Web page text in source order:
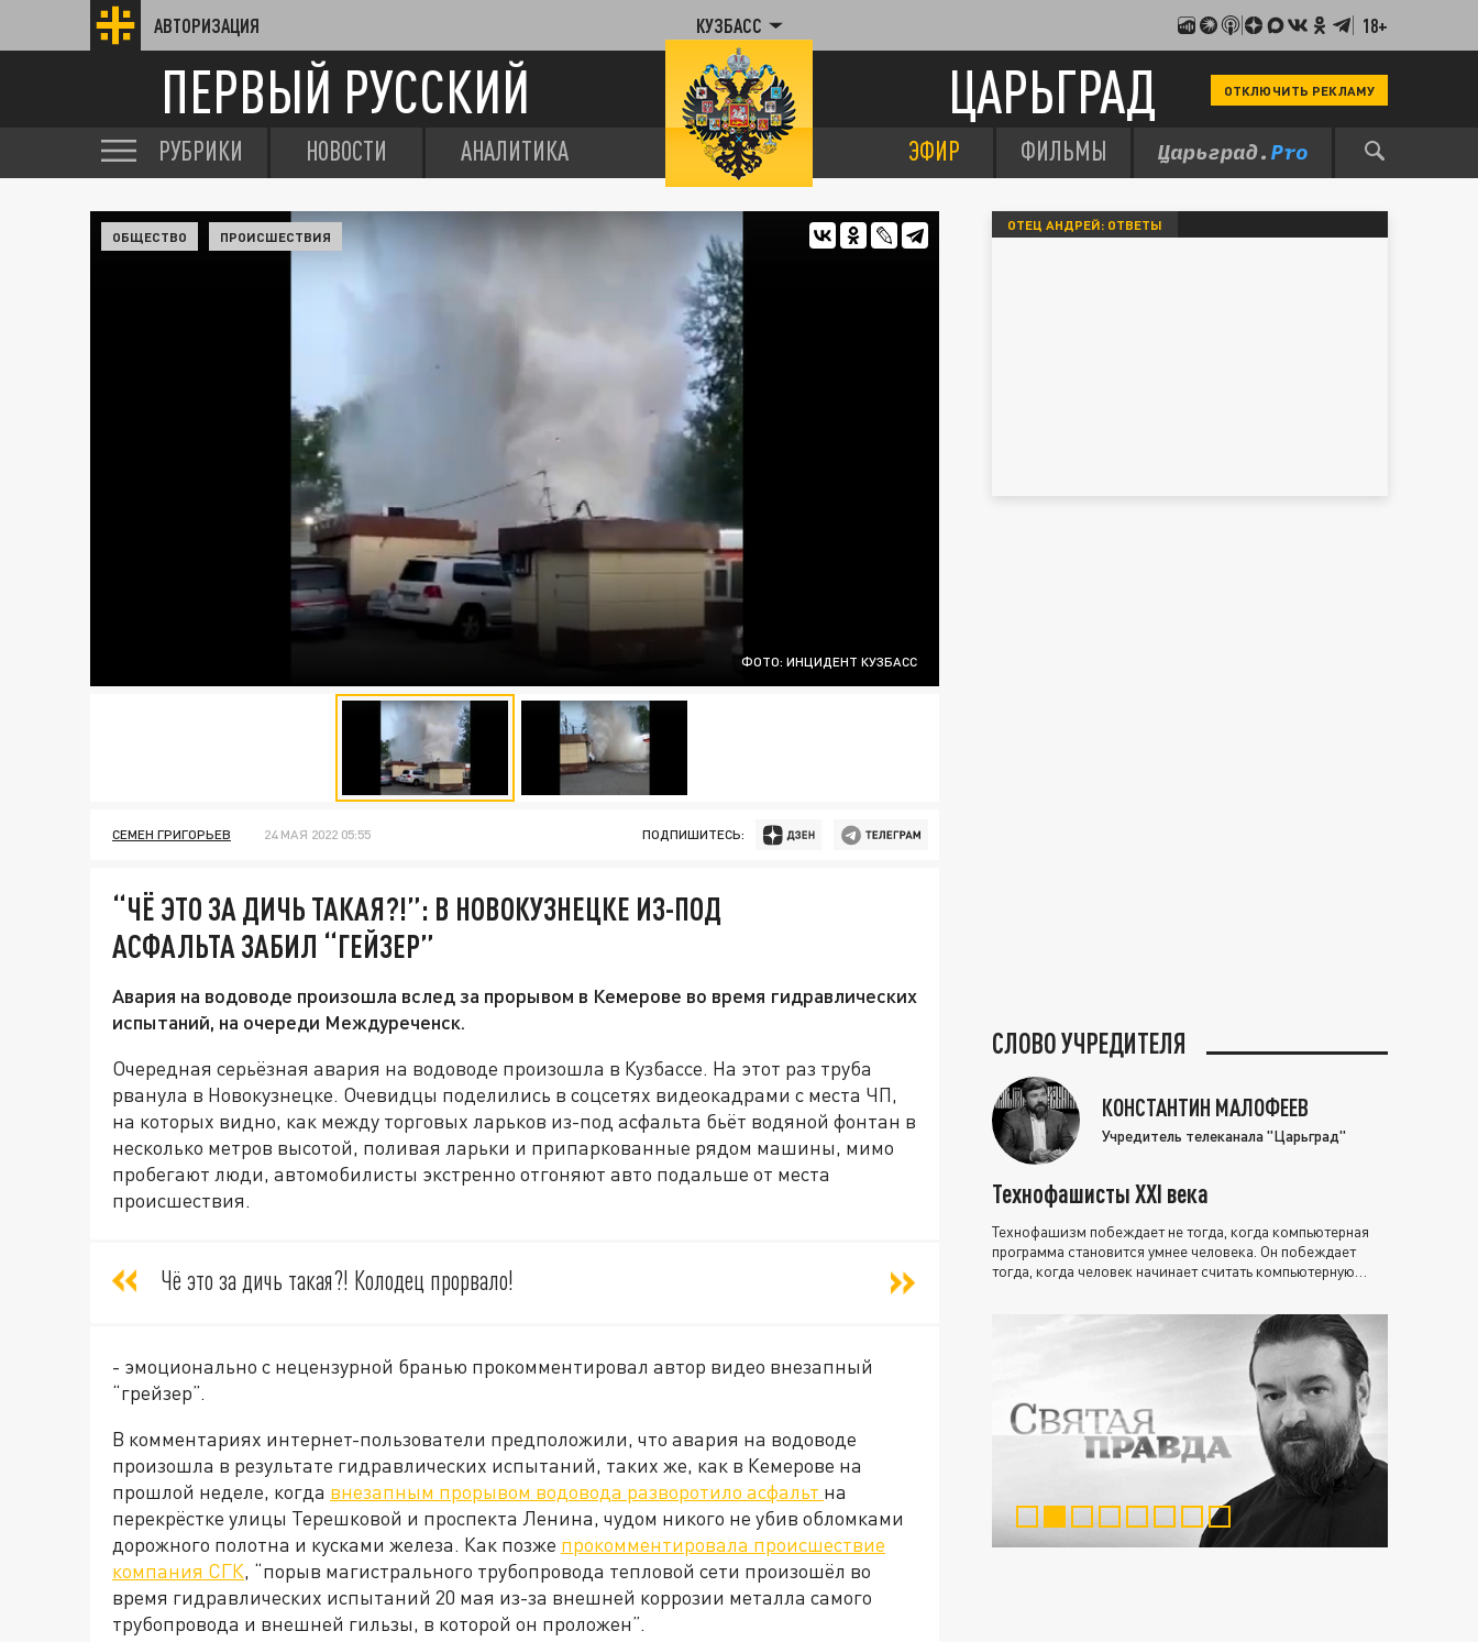
АВТОРИЗАЦИЯ КУЗБАСС 18+
ПЕРВЫЙ РУССКИЙ ЦАРЬГРАД ОТКЛЮЧИТЬ РЕКЛАМУ
РУБРИКИ НОВОСТИ АНАЛИТИКА ЭФИР ФИЛЬМЫ
ФОТО: ИНЦИДЕНТ КУЗБАСС
ОБЩЕСТВО ПРОИСШЕСТВИЯ
СЕМЕН ГРИГОРЬЕВ 24 МАЯ 2022 05:55 ПОДПИШИТЕСЬ:
“ЧЁ ЭТО ЗА ДИЧЬ ТАКАЯ?!”: В НОВОКУЗНЕЦКЕ ИЗ-ПОД
АСФАЛЬТА ЗАБИЛ “ГЕЙЗЕР”
Авария на водоводе произошла вслед за прорывом в Кемерове во время гидравлических
испытаний, на очереди Междуреченск.
Очередная серьёзная авария на водоводе произошла в Кузбассе. На этот раз труба
рванула в Новокузнецке. Очевидцы поделились в соцсетях видеокадрами с места ЧП,
на которых видно, как между торговых ларьков из-под асфальта бьёт водяной фонтан в
несколько метров высотой, поливая ларьки и припаркованные рядом машины, мимо
пробегают люди, автомобилисты экстренно отгоняют авто подальше от места
происшествия.
Чё это за дичь такая?! Колодец прорвало!
- эмоционально с нецензурной бранью прокомментировал автор видео внезапный
“грейзер”.
В комментариях интернет-пользователи предположили, что авария на водоводе
произошла в результате гидравлических испытаний, таких же, как в Кемерове на
прошлой неделе, когда внезапным прорывом водовода разворотило асфальт на
перекрёстке улицы Терешковой и проспекта Ленина, чудом никого не убив обломками
дорожного полотна и кусками железа. Как позже прокомментировала происшествие
компания СГК, “порыв магистрального трубопровода тепловой сети произошёл во
время гидравлических испытаний 20 мая из-за внешней коррозии металла самого
трубопровода и внешней гильзы, в которой он проложен”.
ОТЕЦ АНДРЕЙ: ОТВЕТЫ
СЛОВО УЧРЕДИТЕЛЯ
КОНСТАНТИН МАЛОФЕЕВ
Учредитель телеканала "Царьград"
Технофашисты XXI века
Технофашизм побеждает не тогда, когда компьютерная
программа становится умнее человека. Он побеждает
тогда, когда человек начинает считать компьютерную